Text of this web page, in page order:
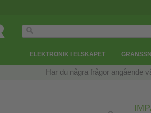
ELEKTRONIK I ELSKÅPET
Har du några frågor angående